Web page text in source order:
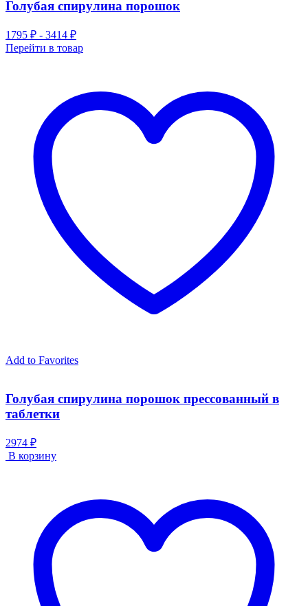
Голубая спирулина порошок
1795 ₽ - 3414 ₽
Перейти в товар
Add to Favorites
Голубая спирулина порошок прессованный в
таблетки
2974 ₽
В корзину